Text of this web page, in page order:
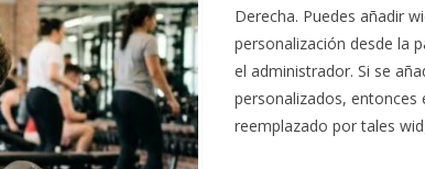
Derecha. Puedes añadir
personalización desde la
el administrador. Si se
personalizados, entonces
reemplazado por tales